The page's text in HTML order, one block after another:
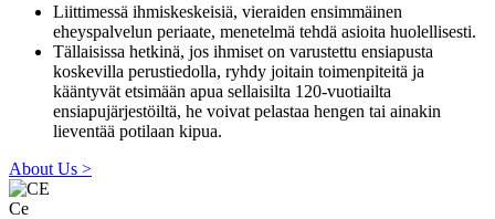
Liittimessä ihmiskeskeisiä, vieraiden ensimmäinen
eheyspalvelun periaate, menetelmä tehdä asioita huolellisesti.
Tällaisissa hetkinä, jos ihmiset on varustettu ensiapusta
koskevilla perustiedolla, ryhdy joitain toimenpiteitä ja
kääntyvät etsimään apua sellaisilta 120-vuotiailta
ensiapujärjestöiltä, ​​he voivat pelastaa hengen tai ainakin
lieventää potilaan kipua.
About Us >
Ce